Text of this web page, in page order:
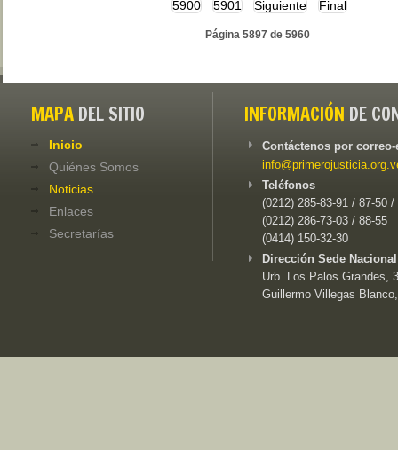
5900
5901 Siguiente Final
Página 5897 de 5960
MAPA DEL SITIO
Inicio
Quiénes Somos
Noticias
Enlaces
Secretarías
INFORMACIÓN DE
Contáctenos por
Teléfonos
(0212) 285-83-91 / 87-50 /
(0212) 286-73-03 / 88-55
(0414) 150-32-30
Dirección Sede
Urb. Los Palos Grandes,
Guillermo Villegas